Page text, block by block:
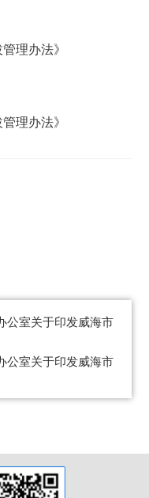
理办法》
理办法》
公室关于印发威海市
公室关于印发威海市